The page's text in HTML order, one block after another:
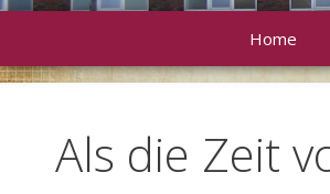
Home
Als die Zeit